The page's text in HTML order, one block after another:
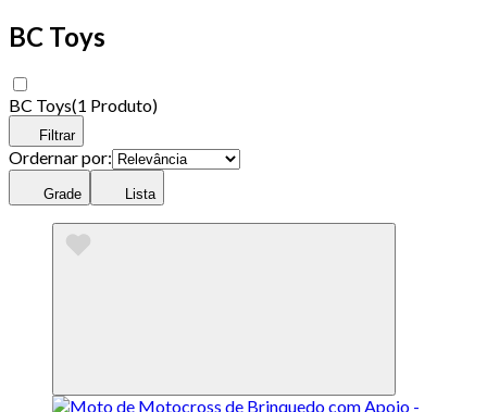
BC Toys
BC Toys(1 Produto)
Filtrar
Ordernar por:
Grade Lista